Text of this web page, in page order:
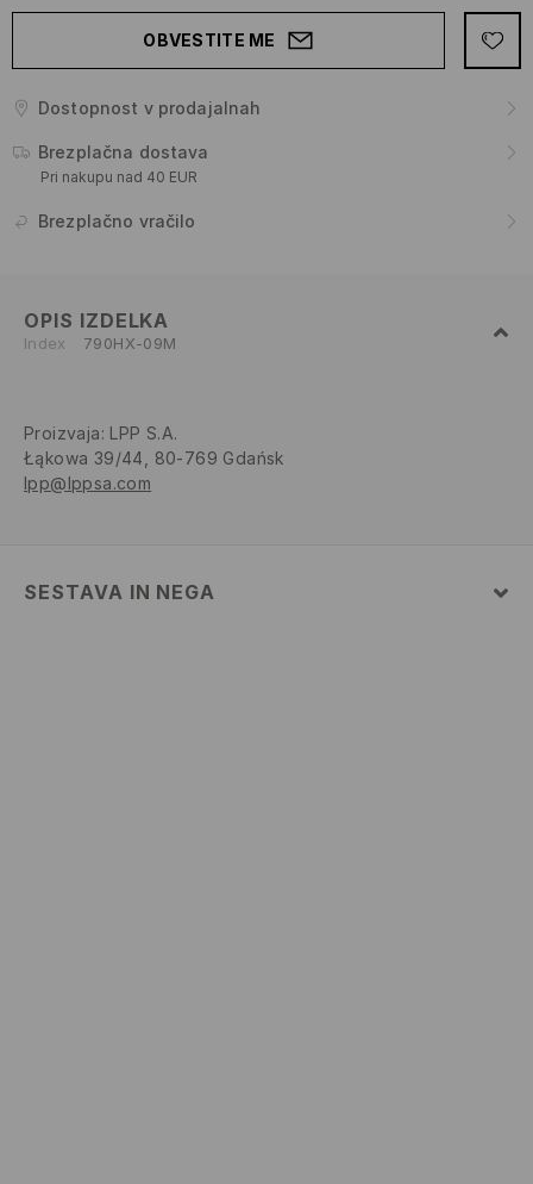
OBVESTITE ME
Dostopnost v prodajalnah
Brezplačna dostava
Pri nakupu nad 40 EUR
Brezplačno vračilo
OPIS IZDELKA
Index 790HX-09M
Proizvaja: LPP S.A.
Łąkowa 39/44, 80-769 Gdańsk
lpp@lppsa.com
SESTAVA IN NEGA